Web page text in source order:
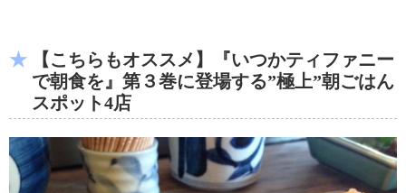
【こちらもオススメ】『いつかティファニー
で朝食を』第３巻に登場する”極上”朝ごはん
スポット4店